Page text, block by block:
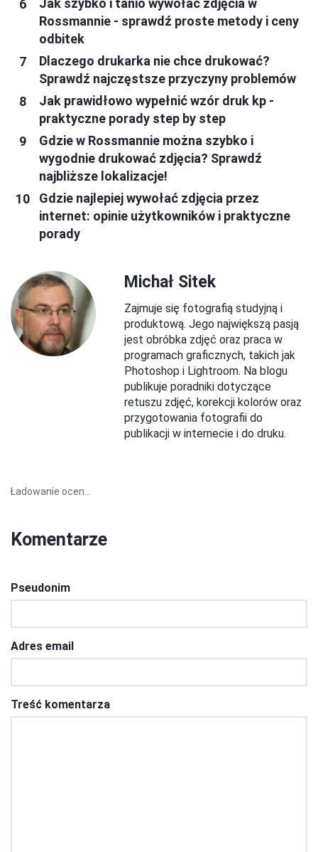
Jak szybko i tanio wywołać zdjęcia w
Rossmannie - sprawdź proste metody i ceny
odbitek
Dlaczego drukarka nie chce drukować?
Sprawdź najczęstsze przyczyny problemów
Jak prawidłowo wypełnić wzór druk kp -
praktyczne porady step by step
Gdzie w Rossmannie można szybko i
wygodnie drukować zdjęcia? Sprawdź
najbliższe lokalizacje!
Gdzie najlepiej wywołać zdjęcia przez
internet: opinie użytkowników i praktyczne
porady
Michał Sitek
Zajmuje się fotografią studyjną i
produktową. Jego największą pasją
jest obróbka zdjęć oraz praca w
programach graficznych, takich jak
Photoshop i Lightroom. Na blogu
publikuje poradniki dotyczące
retuszu zdjęć, korekcji kolorów oraz
przygotowania fotografii do
publikacji w internecie i do druku.
Ładowanie ocen...
Komentarze
Pseudonim
Adres email
Treść komentarza